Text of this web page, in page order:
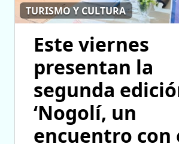
TURISMO Y CULTURA
Este viernes
presentan la
segunda
‘Nogolí, un
encuentro con